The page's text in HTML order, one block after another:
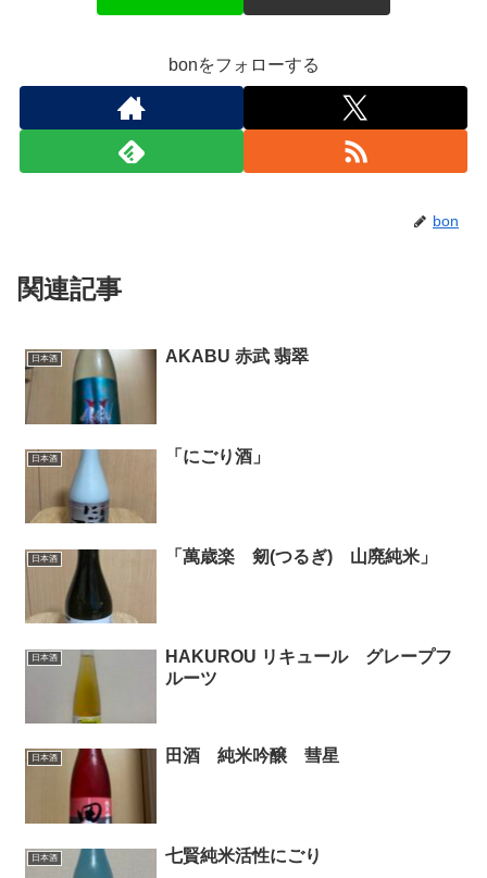
bonをフォローする
bon
関連記事
日本酒 AKABU 赤武 翡翠
日本酒 「にごり酒」
日本酒 「萬歳楽 剱(つるぎ) 山廃純米」
日本酒
HAKUROU リキュール グレープフ
ルーツ
日本酒 田酒 純米吟醸 彗星
日本酒 七賢純米活性にごり